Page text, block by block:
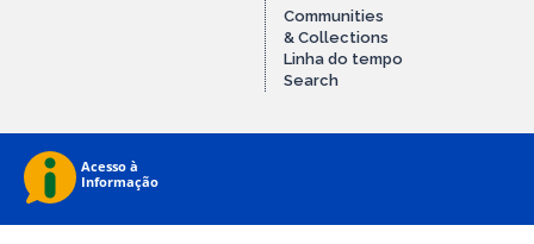
Communities
& Collections
Linha do tempo
Search